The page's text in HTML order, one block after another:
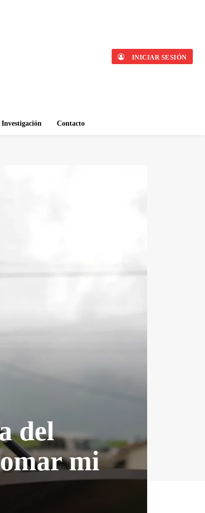
INICIAR SESIÓN
Investigación Contacto
del
mi